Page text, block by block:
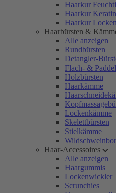
Haarkur
Haarkur Keratin
Haarkur Locken
Haarbürsten &
Alle anzeigen
Rundbürsten
Detangler-
Flach- &
Holzbürsten
Haarkämme
Lockenkämme
Skelettbürsten
Stielkämme
Haar-Accessoires
Alle anzeigen
Haargummis
Lockenwickler
Scrunchies